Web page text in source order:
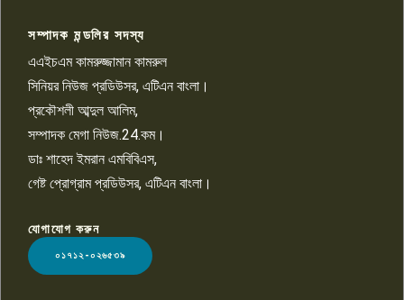
১০
LOGO
সম্পাদক মন্ডলির সদস্য
এএইচএম কামরুজ্জামান কামরুল
সিনিয়র নিউজ প্রডিউসর, এটিএন বাংলা।
প্রকৌশলী আব্দুল আলিম,
সম্পাদক মেগা নিউজ.24.কম।
ডাঃ শাহেদ ইমরান এমবিবিএস,
গেষ্ট প্রোগ্রাম প্রডিউসর, এটিএন বাংলা।
যোগাযোগ করুন
০১৭১২-০২৬৫৩৯